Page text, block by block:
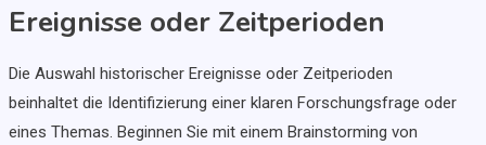
Ereignisse oder Zeitperioden
Die Auswahl historischer Ereignisse oder Zeitperioden
beinhaltet die Identifizierung einer klaren Forschungsfrage oder
eines Themas. Beginnen Sie mit einem Brainstorming von